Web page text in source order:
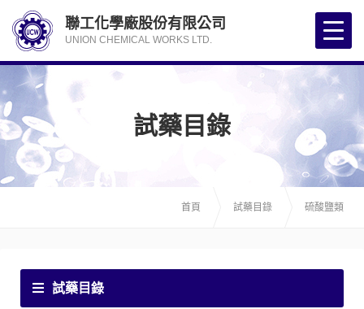
試藥目錄
首頁 試藥目錄 硫酸鹽類
試藥目錄
聯工化學廠股份有限公司
UNION CHEMICAL WORKS LTD.